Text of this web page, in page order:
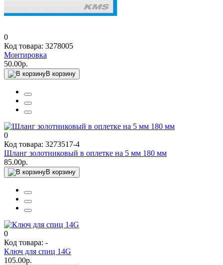
0
Код товара: 3278005
Монтировка
50.00р.
В корзину
0
Код товара: 3273517-4
Шланг золотниковый в оплетке на 5 мм 180 мм
85.00р.
В корзину
0
Код товара: -
Ключ для спиц 14G
105.00р.